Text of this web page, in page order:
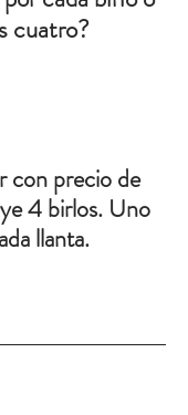
cuatro?
con precio de
4 birlos. Uno
llanta.